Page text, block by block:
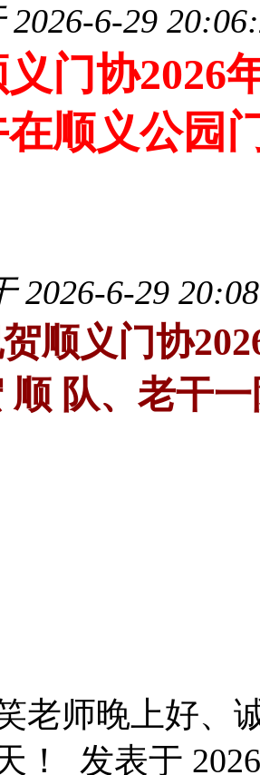
6-29
门协2026
在顺义公园
2026-6-29
顺义门协
顺 队、老干
老师晚上好、
！ 发表于